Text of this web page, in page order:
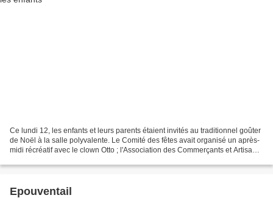
Ce lundi 12, les enfants et leurs parents étaient invités au traditionnel goûter
de Noël à la salle polyvalente. Le Comité des fêtes avait organisé un après-
midi récréatif avec le clown Otto ; l'Association des Commerçants et Artisans
Epouventail